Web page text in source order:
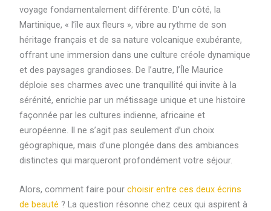
voyage fondamentalement différente. D’un côté, la
Martinique, « l’île aux fleurs », vibre au rythme de son
héritage français et de sa nature volcanique exubérante,
offrant une immersion dans une culture créole dynamique
et des paysages grandioses. De l’autre, l’Île Maurice
déploie ses charmes avec une tranquillité qui invite à la
sérénité, enrichie par un métissage unique et une histoire
façonnée par les cultures indienne, africaine et
européenne. Il ne s’agit pas seulement d’un choix
géographique, mais d’une plongée dans des ambiances
distinctes qui marqueront profondément votre séjour.
Alors, comment faire pour choisir entre ces deux écrins
de beauté ? La question résonne chez ceux qui aspirent à